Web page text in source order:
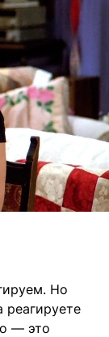
Но
реагируете
— это